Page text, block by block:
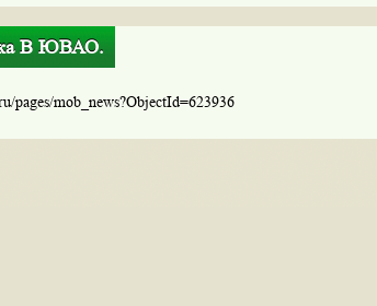
В ЮВАО.
pages/mob_news?ObjectId=623936